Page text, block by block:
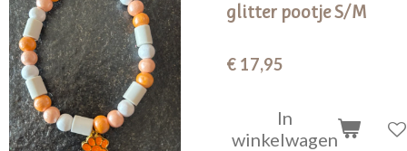
glitter pootje S/M
€ 17,95
In
winkelwagen